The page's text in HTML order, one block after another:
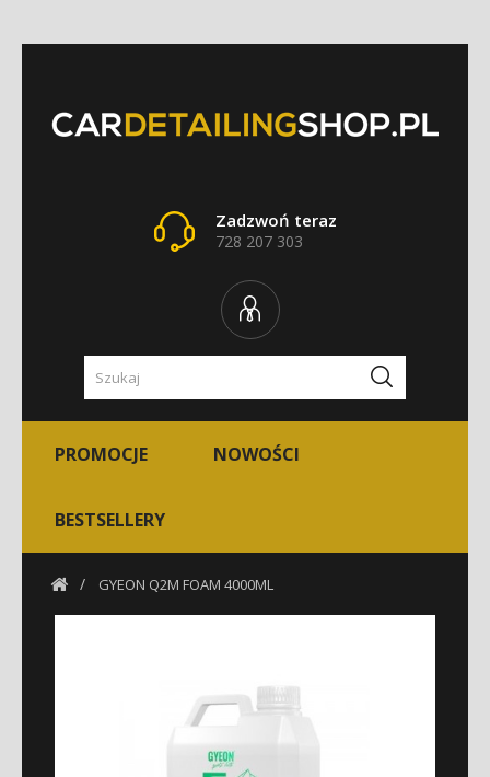
Zadzwoń teraz
728 207 303
PROMOCJE NOWOŚCI
BESTSELLERY
CATEGORIES
TAPICERKA-WYKŁADZINA-SKÓRA
GYEON Q2M FOAM 4000ML